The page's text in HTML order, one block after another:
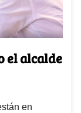
el alcalde
en